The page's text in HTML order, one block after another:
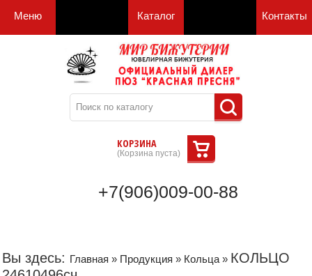
Меню Каталог Контакты
КОРЗИНА
(Корзина пуста)
+7(906)009-00-88
Вы здесь: Главная » Продукция » Кольца » КОЛЬЦО